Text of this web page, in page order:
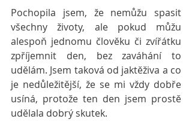
Pochopila jsem, že nemůžu spasit
všechny životy, ale pokud můžu
alespoň jednomu člověku či zvířátku
zpříjemnit den, bez zaváhání to
udělám. Jsem taková od jaktěživa a co
je nedůležitější, že se mi vždy dobře
usíná, protože ten den jsem prostě
udělala dobrý skutek.